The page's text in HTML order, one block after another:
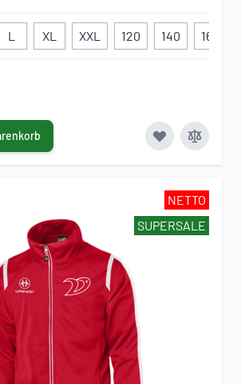
L XL XXL 120 140 160
NETTO
SUPERSALE